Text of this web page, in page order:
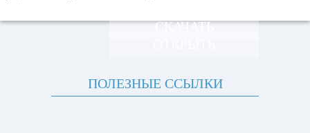
СКАЧАТЬ
ПОЛЕЗНЫЕ ССЫЛКИ